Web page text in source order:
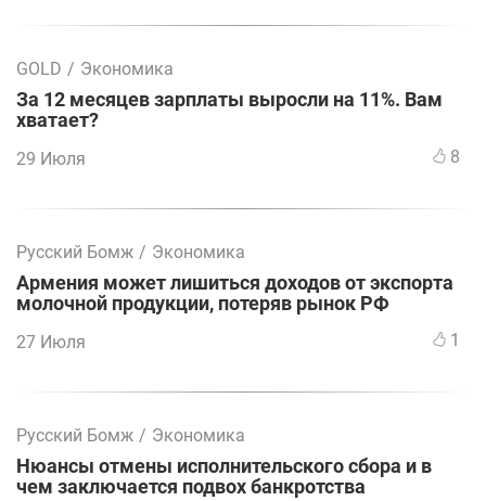
GOLD / Экономика
За 12 месяцев зарплаты выросли на 11%. Вам
хватает?
29 Июля 8
Русский Бомж / Экономика
Армения может лишиться доходов от экспорта
молочной продукции, потеряв рынок РФ
27 Июля 1
Русский Бомж / Экономика
Нюансы отмены исполнительского сбора и в
чем заключается подвох банкротства